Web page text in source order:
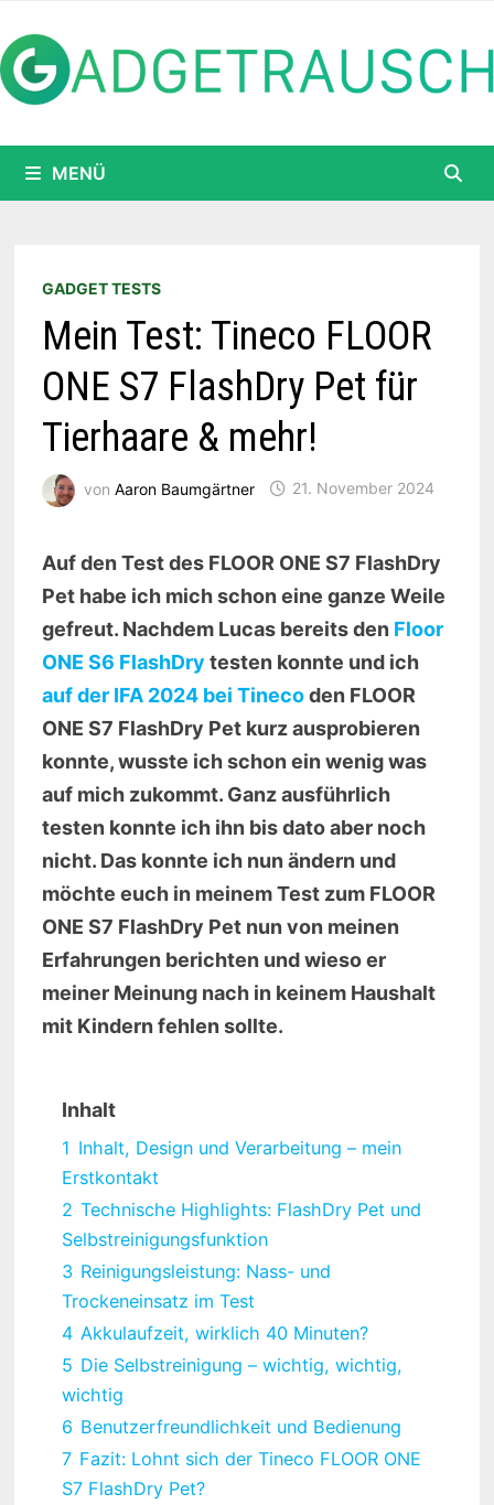
Inhalt
springen
MENÜ
GADGET TESTS
Mein Test: Tineco FLOOR
ONE S7 FlashDry Pet für
Tierhaare & mehr!
von Aaron Baumgärtner 21. November 2024
Auf den Test des FLOOR ONE S7 FlashDry
Pet habe ich mich schon eine ganze Weile
gefreut. Nachdem Lucas bereits den Floor
ONE S6 FlashDry testen konnte und ich
auf der IFA 2024 bei Tinecoden FLOOR
ONE S7 FlashDry Pet kurz ausprobieren
konnte, wusste ich schon ein wenig was
auf mich zukommt. Ganz ausführlich
testen konnte ich ihn bis dato aber noch
nicht. Das konnte ich nun ändern und
möchte euch in meinem Test zum FLOOR
ONE S7 FlashDry Pet nun von meinen
Erfahrungen berichten und wieso er
meiner Meinung nach in keinem Haushalt
mit Kindern fehlen sollte.
Inhalt
1 Inhalt, Design und Verarbeitung – mein
Erstkontakt
2 Technische Highlights: FlashDry Pet und
Selbstreinigungsfunktion
3 Reinigungsleistung: Nass- und
Trockeneinsatz im Test
4 Akkulaufzeit, wirklich 40 Minuten?
5 Die Selbstreinigung – wichtig, wichtig,
wichtig
6 Benutzerfreundlichkeit und Bedienung
7 Fazit: Lohnt sich der Tineco FLOOR ONE
S7 FlashDry Pet?